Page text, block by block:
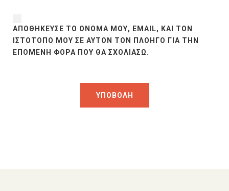
ΑΠΟΘΉΚΕΥΣΕ ΤΟ ΌΝΟΜΆ ΜΟΥ, EMAIL, ΚΑΙ ΤΟΝ
ΙΣΤΌΤΟΠΟ ΜΟΥ ΣΕ ΑΥΤΌΝ ΤΟΝ ΠΛΟΗΓΌ ΓΙΑ ΤΗΝ
ΕΠΌΜΕΝΗ ΦΟΡΆ ΠΟΥ ΘΑ ΣΧΟΛΙΆΣΩ.